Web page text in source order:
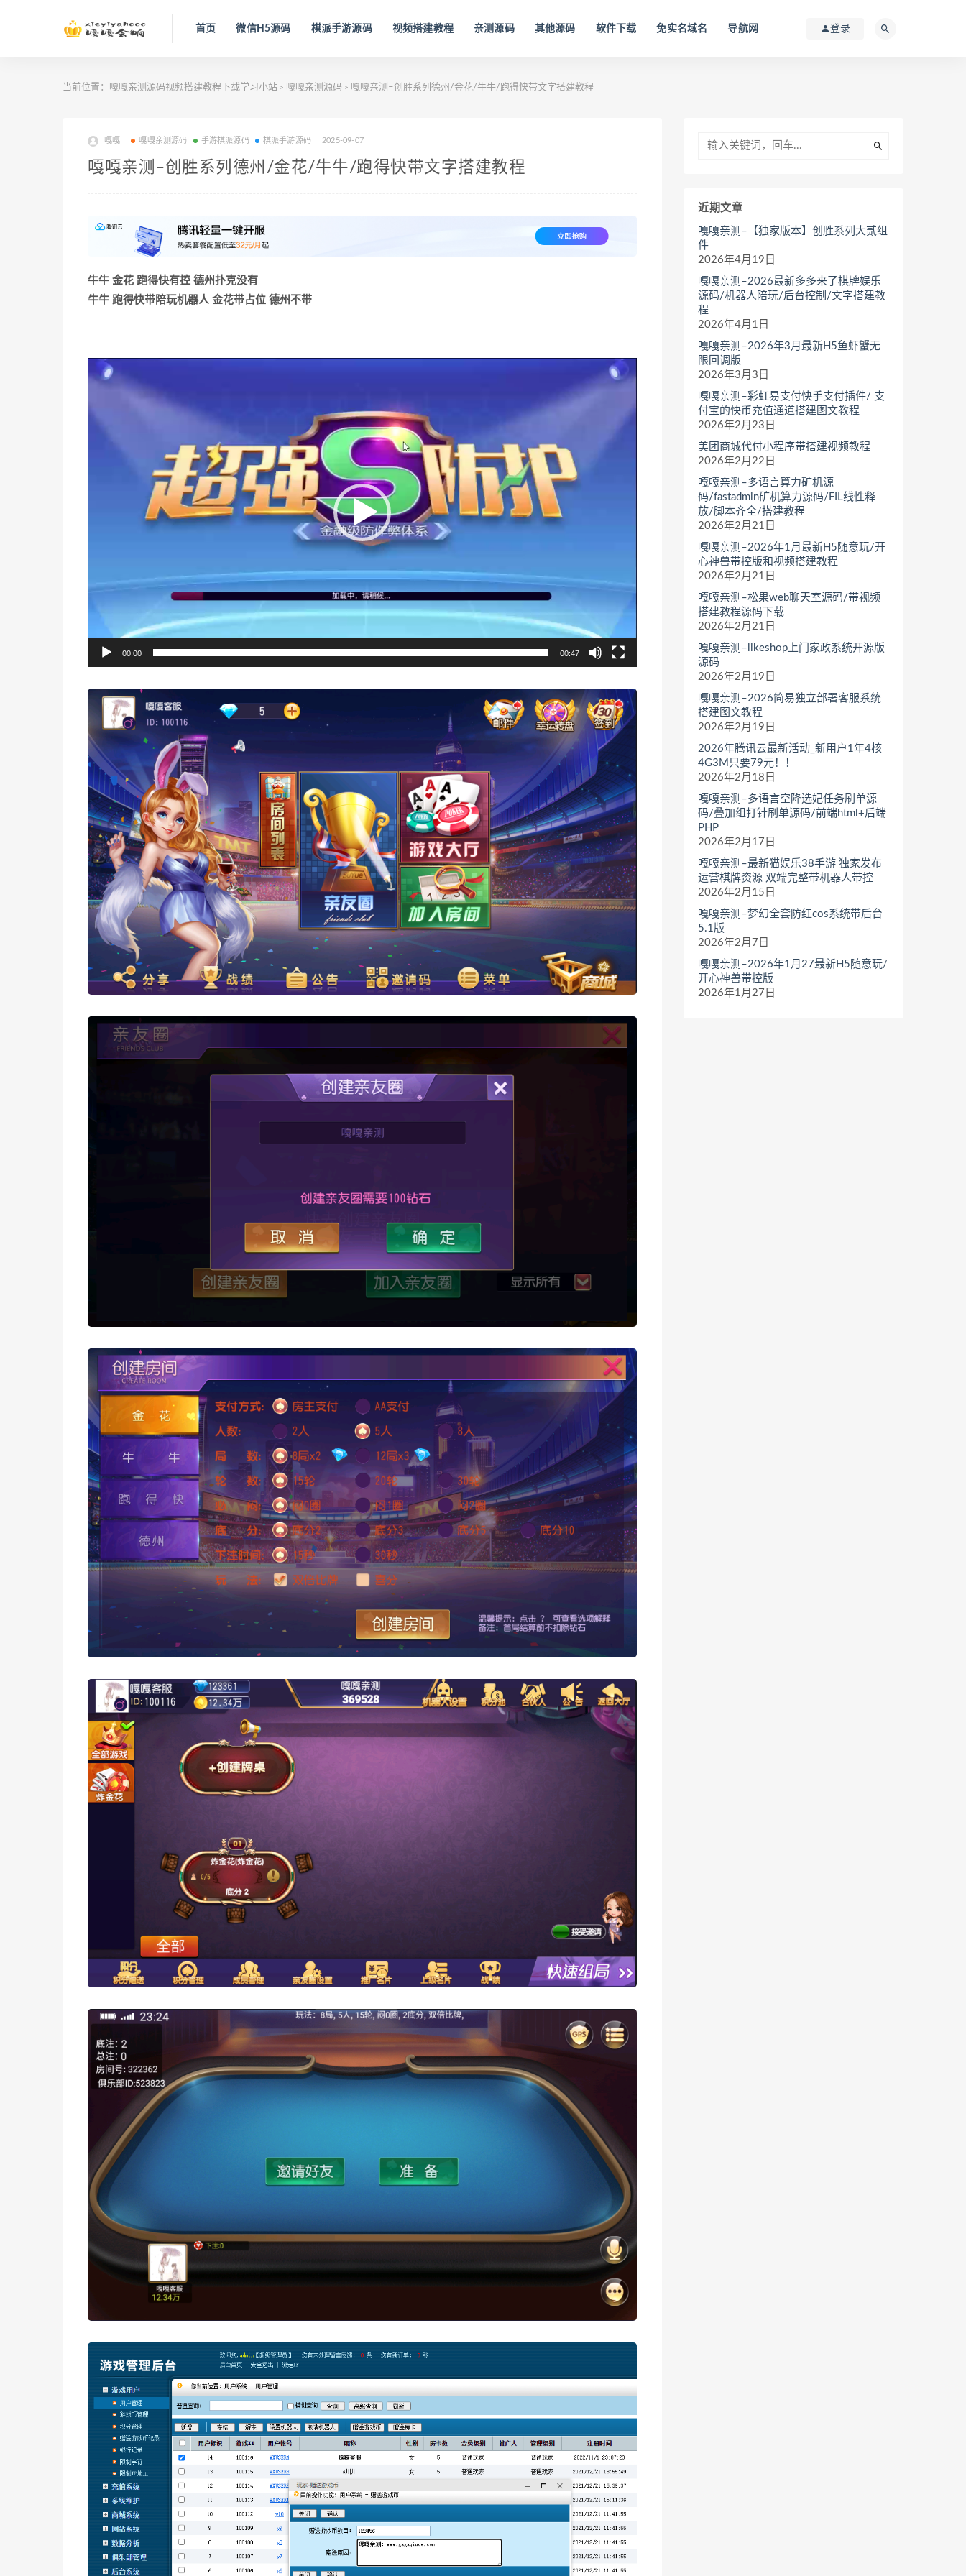
首页 微信H5源码 棋派手游源码 视频搭建教程 亲测源码 其他源码 软件下载 免实名域名 导航网 登录
当前位置： 嘎嘎亲测源码视频搭建教程下载学习小站 > 嘎嘎亲测源码 > 嘎嘎亲测–创胜系列德州/金花/牛牛/跑得快带文字搭建教程
嘎嘎 嘎嘎亲测源码 手游棋派源码 棋派手游源码 2025-09-07
嘎嘎亲测–创胜系列德州/金花/牛牛/跑得快带文字搭建教程
牛牛 金花 跑得快有控 德州扑克没有
牛牛 跑得快带陪玩机器人 金花带占位 德州不带
频
00:00 00:47
近期文章
嘎嘎亲测–【独家版本】创胜系列大贰组
件
2026年4月19日
嘎嘎亲测–2026最新多多来了棋牌娱乐
源码/机器人陪玩/后台控制/文字搭建教
程
2026年4月1日
嘎嘎亲测–2026年3月最新H5鱼虾蟹无
限回调版
2026年3月3日
嘎嘎亲测–彩虹易支付快手支付插件/ 支
付宝的快币充值通道搭建图文教程
2026年2月23日
美团商城代付小程序带搭建视频教程
2026年2月22日
嘎嘎亲测–多语言算力矿机源
码/fastadmin矿机算力源码/FIL线性释
放/脚本齐全/搭建教程
2026年2月21日
嘎嘎亲测–2026年1月最新H5随意玩/开
心神兽带控版和视频搭建教程
2026年2月21日
嘎嘎亲测–松果web聊天室源码/带视频
搭建教程源码下载
2026年2月21日
嘎嘎亲测–likeshop上门家政系统开源版
源码
2026年2月19日
嘎嘎亲测–2026简易独立部署客服系统
搭建图文教程
2026年2月19日
2026年腾讯云最新活动_新用户1年4核
4G3M只要79元！！
2026年2月18日
嘎嘎亲测–多语言空降选妃任务刷单源
码/叠加组打针刷单源码/前端html+后端
PHP
2026年2月17日
嘎嘎亲测–最新猫娱乐38手游 独家发布
运营棋牌资源 双端完整带机器人带控
2026年2月15日
嘎嘎亲测–梦幻全套防红cos系统带后台
5.1版
2026年2月7日
嘎嘎亲测–2026年1月27最新H5随意玩/
开心神兽带控版
2026年1月27日